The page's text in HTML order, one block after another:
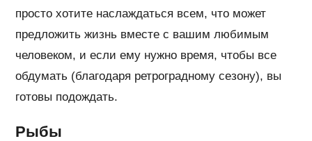
просто хотите наслаждаться всем, что может
предложить жизнь вместе с вашим любимым
человеком, и если ему нужно время, чтобы все
обдумать (благодаря ретроградному сезону), вы
готовы подождать.
Рыбы